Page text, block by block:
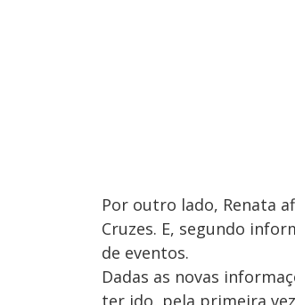
Por outro lado, Renata
Cruzes. E, segundo
de eventos.
Dadas as novas
ter ido, pela primeira